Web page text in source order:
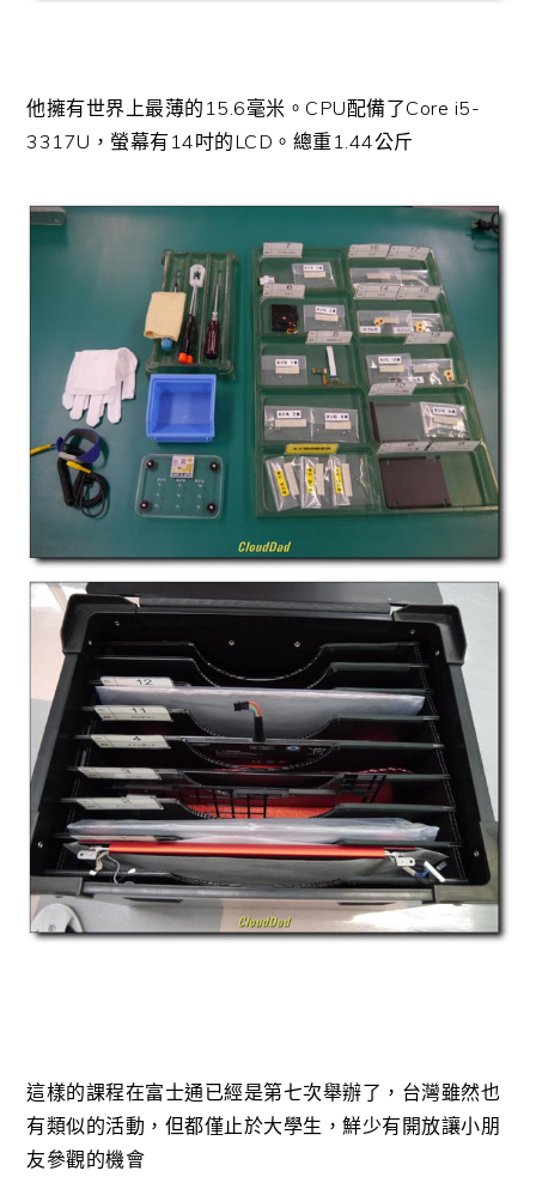
他擁有世界上最薄的15.6毫米。 CPU配備了Core i5-
3317U，螢幕有14吋的LCD。總重1.44公斤
這樣的課程在富士通已經是第七次舉辦了，台灣雖然也
有類似的活動，但都僅止於大學生，鮮少有開放讓小朋
友參觀的機會